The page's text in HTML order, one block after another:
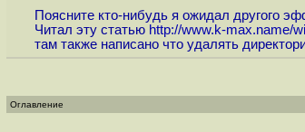
Поясните кто-нибудь я ожидал другого
Читал эту статью http://www.k-max.name/
там также написано что удалять
Оглавление